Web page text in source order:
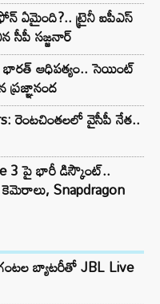
ఏమైంది?.. ట్రైనీ ఐపీఎస్
సీపీ సజ్జనార్‌
భారత్ ఆధిపత్యం.. సెయింట్
రెంటచింతలలో వైసీపీ నేత..
3 పై భారీ డిస్కౌంట్..
కెమెరాలు, Snapdragon
బ్యాటరీతో JBL Live